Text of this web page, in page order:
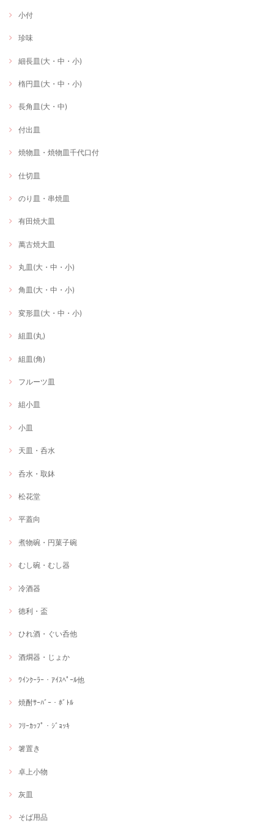
小付
珍味
細長皿(大・中・小)
楕円皿(大・中・小)
長角皿(大・中)
付出皿
焼物皿・焼物皿千代口付
仕切皿
のり皿・串焼皿
有田焼大皿
萬古焼大皿
丸皿(大・中・小)
角皿(大・中・小)
変形皿(大・中・小)
組皿(丸)
組皿(角)
フルーツ皿
組小皿
小皿
天皿・呑水
呑水・取鉢
松花堂
平蓋向
煮物碗・円菓子碗
むし碗・むし器
冷酒器
徳利・盃
ひれ酒・ぐい呑他
酒燗器・じょか
ﾜｲﾝｸｰﾗｰ・ｱｲｽﾍﾟｰﾙ他
焼酎ｻｰﾊﾞｰ・ﾎﾞﾄﾙ
ﾌﾘｰｶｯﾌﾟ・ｼﾞｮｯｷ
箸置き
卓上小物
灰皿
そば用品